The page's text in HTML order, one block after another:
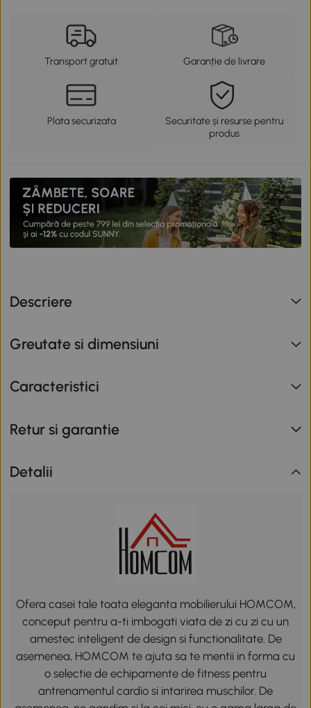
Transport gratuit Garanție de livrare
Plata securizata
Securitate și resurse pentru
produs
Descriere
Greutate si dimensiuni
Caracteristici
Retur si garantie
Detalii
Ofera casei tale toata eleganta mobilierului HOMCOM,
conceput pentru a-ti imbogati viata de zi cu zi cu un
amestec inteligent de design si functionalitate. De
asemenea, HOMCOM te ajuta sa te mentii in forma cu
o selectie de echipamente de fitness pentru
antrenamentul cardio si intarirea muschilor. De